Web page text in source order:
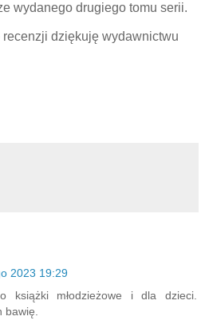
wydanego drugiego tomu serii.
dziękuję wydawnictwu
2023 19:29
książki młodzieżowe i dla dzieci.
bawię.